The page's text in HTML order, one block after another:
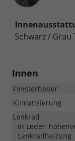
Schwarz / Grau
Innen
Fensterheber
Klimatisierung
Lenkrad
in Leder,
Lenkradheizung